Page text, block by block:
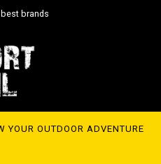
Shipment
YOUR OUTDOOR ADVENTURE